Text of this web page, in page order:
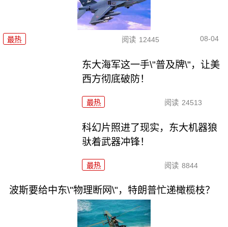
最热 阅读 12445 08-04
东大海军这一手\"普及牌\"，让美
西方彻底破防！
最热 阅读 24513
科幻片照进了现实，东大机器狼
驮着武器冲锋！
最热 阅读 8844
波斯要给中东\"物理断网\"，特朗普忙递橄榄枝？